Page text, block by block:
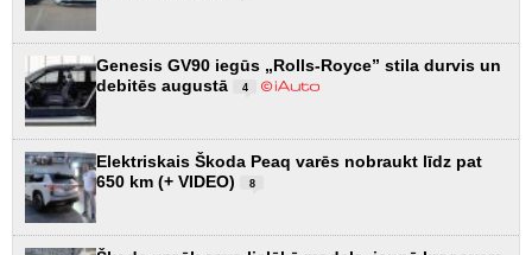
Genesis GV90 iegūs „Rolls-Royce” stila durvis un
debitēs augustā
4
Elektriskais Škoda Peaq varēs nobraukt līdz pat
650 km (+ VIDEO)
8